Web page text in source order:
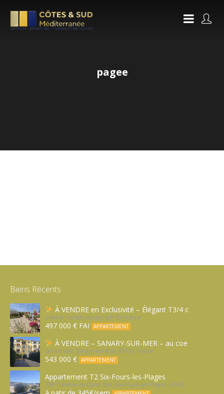
pagee
Biens Récents
À VENDRE en Exclusivité – Élégant T3/4 de 89,56
avenue joseph Lautier, 83110, France
497 000 € FAI APPARTEMENT
À VENDRE – SANARY-SUR-MER – au coeur du
centre ville, Sanary-sur-Mer, 83110, France
543 000 € APPARTEMENT
Appartement T2 Six-Fours-les-Plages
730 Traverse de Curet-Bas, Six-Fours-les-Plages, 83140, France